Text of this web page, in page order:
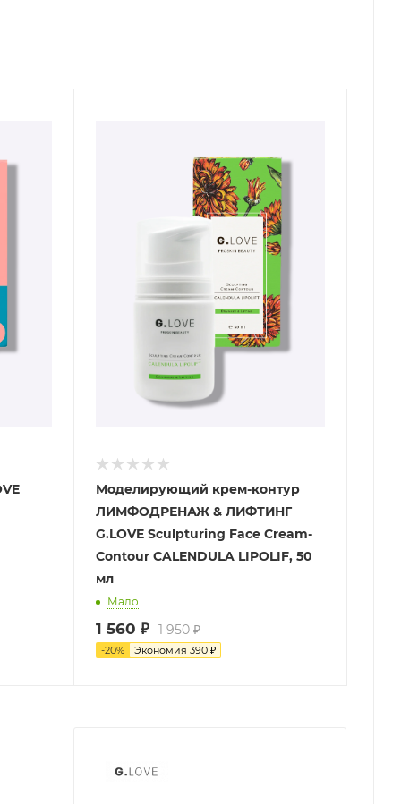
Моделирующий крем-контур
ЛИМФОДРЕНАЖ & ЛИФТИНГ
G.LOVE Sculpturing Face Cream-
Contour CALENDULA LIPOLIF, 50
мл
Мало
1 560 ₽ 1 950₽
-20% Экономия 390₽